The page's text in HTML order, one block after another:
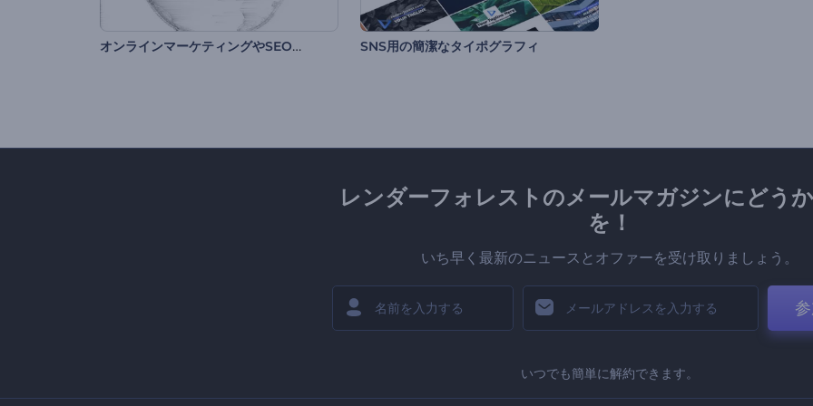
オンラインマーケティングやSEOプロモーション SNS用の簡潔なタイポグラフィ
レンダーフォレストのメールマガジンにどう
を！
いち早く最新のニュースとオファーを受け取りましょう。
いつでも簡単に解約できます。